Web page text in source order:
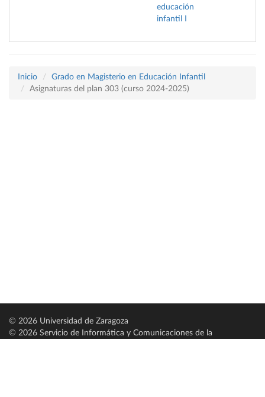
educación
infantil I
Inicio
Grado en Magisterio en Educación Infantil
Asignaturas del plan 303 (curso 2024-2025)
© 2026 Universidad de Zaragoza
© 2026 Servicio de Informática y Comunicaciones de la